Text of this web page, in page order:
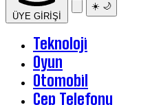
ÜYE GİRİŞİ
☀️ 🌙
Teknoloji
Oyun
Otomobil
Cep Telefonu